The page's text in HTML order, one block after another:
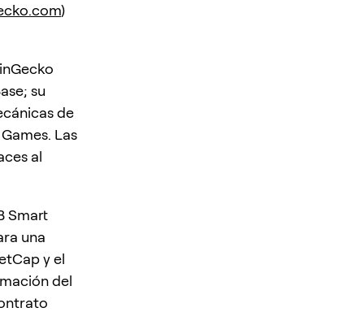
)
su
de
Las
al
Smart
una
y el
del